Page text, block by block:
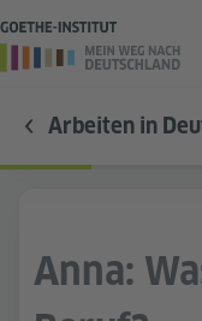
Arbeiten in
Anna: